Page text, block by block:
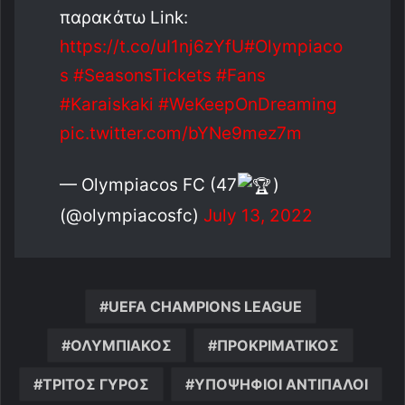
παρακάτω Link:
https://t.co/uI1nj6zYfU#Olympiaco
s #SeasonsTickets #Fans
#Karaiskaki #WeKeepOnDreaming
pic.twitter.com/bYNe9mez7m
— Olympiacos FC (47
)
(@olympiacosfc) July 13, 2022
UEFA CHAMPIONS LEAGUE
ΟΛΥΜΠΙΑΚΟΣ ΠΡΟΚΡΙΜΑΤΙΚΟΣ
ΤΡΙΤΟΣ ΓΥΡΟΣ ΥΠΟΨΗΦΙΟΙ ΑΝΤΙΠΑΛΟΙ